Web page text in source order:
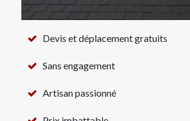
Devis et déplacement gratuits
Sans engagement
Artisan passionné